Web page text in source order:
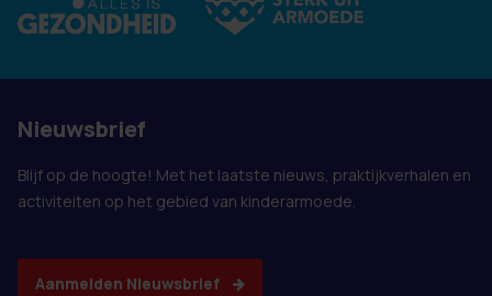
Nieuwsbrief
Blijf op de hoogte! Met het laatste nieuws, praktijkverhalen en
activiteiten op het gebied van kinderarmoede.
Aanmelden Nieuwsbrief